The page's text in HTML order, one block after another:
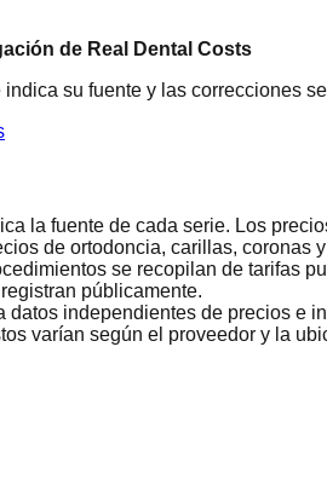
de Real Dental Costs
su fuente y las correcciones
la fuente de cada serie. Los
de ortodoncia, carillas,
se recopilan de tarifas
públicamente.
independientes de precios e
varían según el proveedor y la